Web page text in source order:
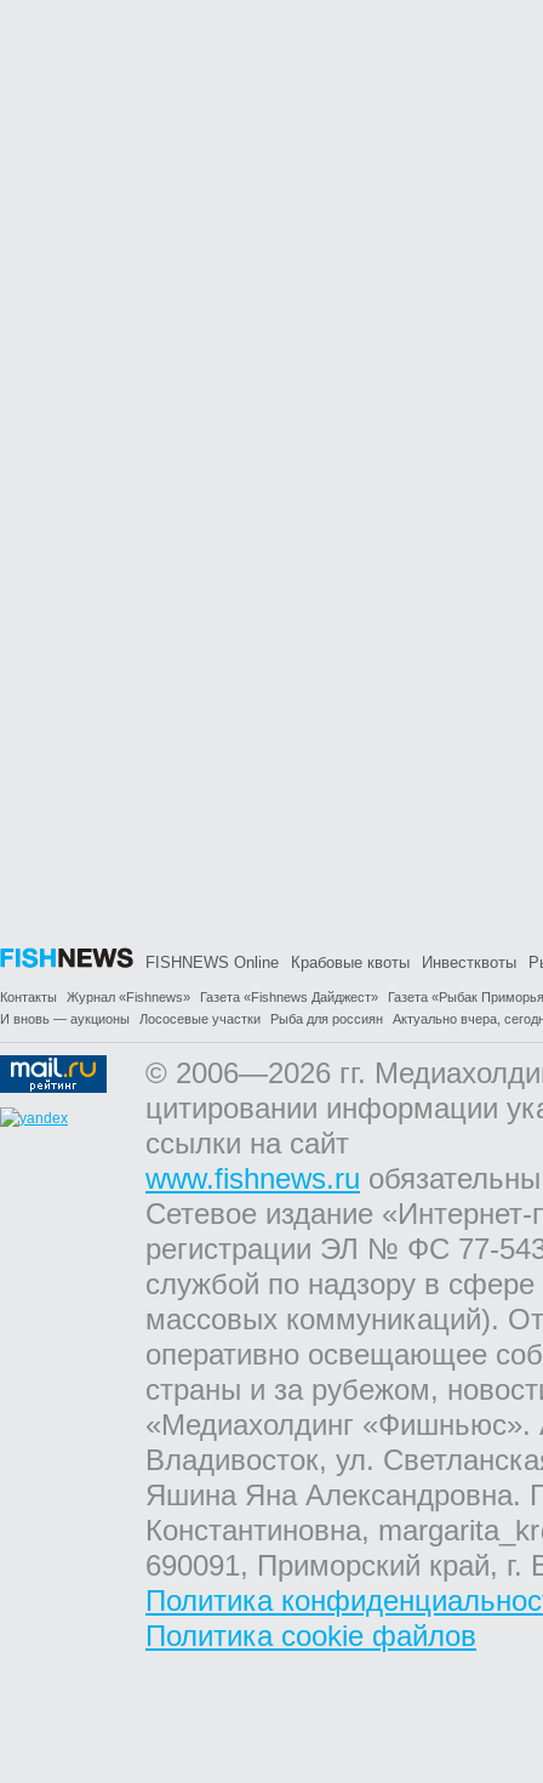
FISHNEWS Online Крабовые квоты Инвестквоты
Контакты Журнал «Fishnews» Газета «Fishnews Дайджест»
Газета «Рыбак
И вновь — аукционы
Лососевые участки Рыба для россиян Актуально вчера,
© 2006—2026 гг.
цитировании информации
ссылки на сайт
www.fishnews.ru
Сетевое издание
регистрации ЭЛ № ФС 77-
службой по надзору в
массовых коммуникаций).
оперативно освещающее
страны и за рубежом,
«Медиахолдинг «Фишньюс».
Владивосток, ул.
Яшина Яна Александровна.
Константиновна,
690091, Приморский край,
Политика
Политика cookie файлов